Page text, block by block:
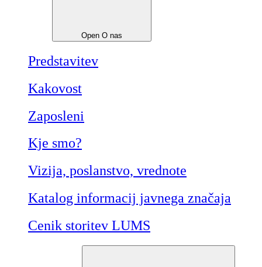
Open O nas
Predstavitev
Kakovost
Zaposleni
Kje smo?
Vizija, poslanstvo, vrednote
Katalog informacij javnega značaja
Cenik storitev LUMS